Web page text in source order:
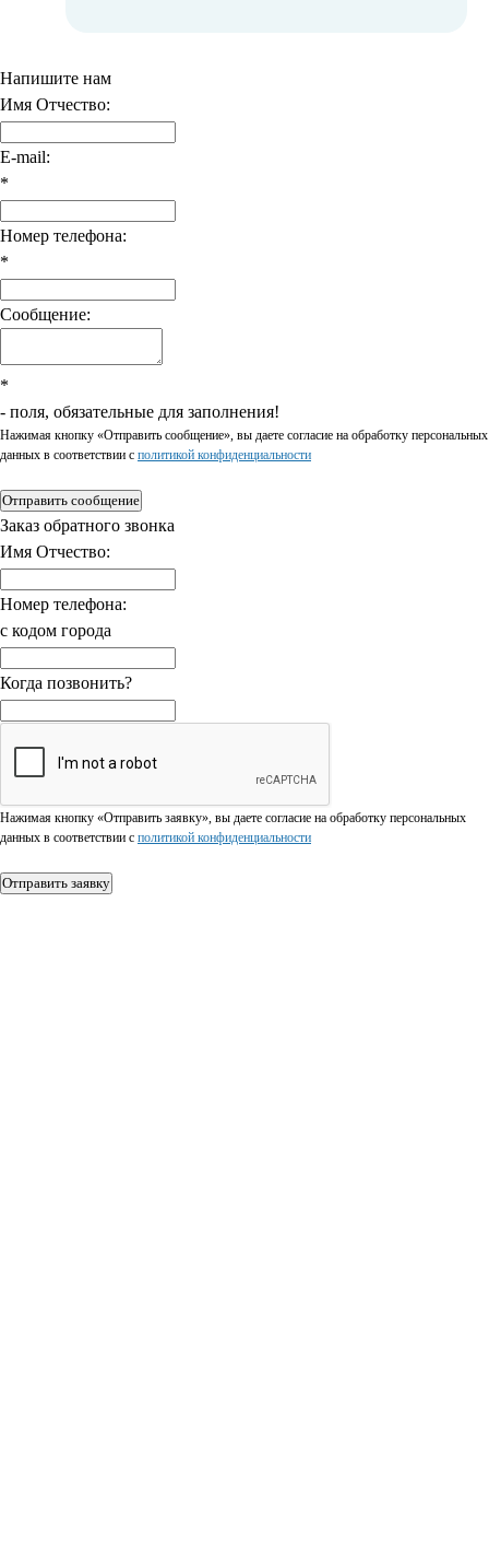
Напишите нам
Имя Отчество:
E-mail:
*
Номер телефона:
*
Сообщение:
*
- поля, обязательные для заполнения!
Нажимая кнопку «Отправить сообщение», вы даете согласие на обработку персональных
данных в соответствии c политикой конфиденциальности
Отправить сообщение
Заказ обратного звонка
Имя Отчество:
Номер телефона:
с кодом города
Когда позвонить?
Нажимая кнопку «Отправить заявку», вы даете согласие на обработку персональных
данных в соответствии c политикой конфиденциальности
Отправить заявку